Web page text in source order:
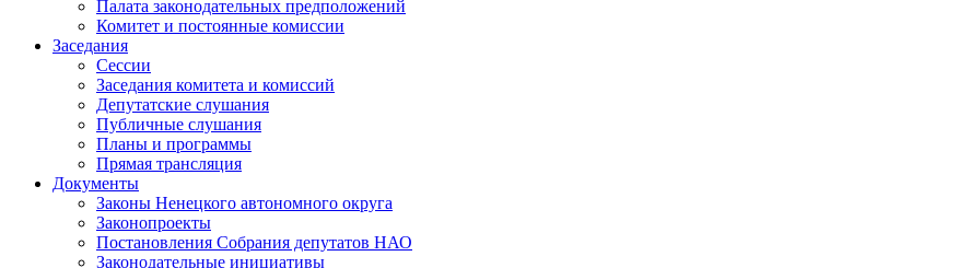
Палата законодательных предположений
Комитет и постоянные комиссии
Заседания
Сессии
Заседания комитета и комиссий
Депутатские слушания
Публичные слушания
Планы и программы
Прямая трансляция
Документы
Законы Ненецкого автономного округа
Законопроекты
Постановления Собрания депутатов НАО
Законодательные инициативы